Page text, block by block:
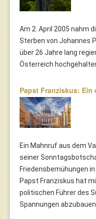
Am 2. April 2005 nahm
Sterben von Johannes
über 26 Jahre lang
Österreich
Papst Franziskus:
Ein Mahnruf aus dem
seiner
Friedensbemühungen
Papst Franziskus hat
politischen Führer des
Spannungen abzubauen